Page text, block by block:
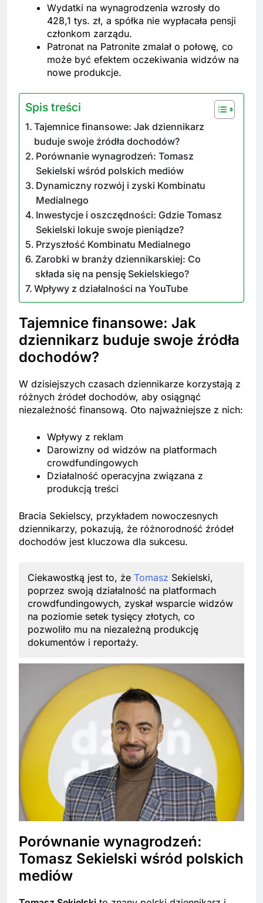
Wydatki na wynagrodzenia wzrosły do
428,1 tys. zł, a spółka nie wypłacała pensji
członkom zarządu.
Patronat na Patronite zmalał o połowę, co
może być efektem oczekiwania widzów na
nowe produkcje.
Spis treści
Tajemnice finansowe: Jak dziennikarz
buduje swoje źródła dochodów?
Porównanie wynagrodzeń: Tomasz
Sekielski wśród polskich mediów
Dynamiczny rozwój i zyski Kombinatu
Medialnego
Inwestycje i oszczędności: Gdzie Tomasz
Sekielski lokuje swoje pieniądze?
Przyszłość Kombinatu Medialnego
Zarobki w branży dziennikarskiej: Co
składa się na pensję Sekielskiego?
Wpływy z działalności na YouTube
Tajemnice finansowe: Jak
dziennikarz buduje swoje źródła
dochodów?
W dzisiejszych czasach dziennikarze korzystają z
różnych źródeł dochodów, aby osiągnąć
niezależność finansową. Oto najważniejsze z nich:
Wpływy z reklam
Darowizny od widzów na platformach
crowdfundingowych
Działalność operacyjna związana z
produkcją treści
Bracia Sekielscy, przykładem nowoczesnych
dziennikarzy, pokazują, że różnorodność źródeł
dochodów jest kluczowa dla sukcesu.
Ciekawostką jest to, że Tomasz Sekielski,
poprzez swoją działalność na platformach
crowdfundingowych, zyskał wsparcie widzów
na poziomie setek tysięcy złotych, co
pozwoliło mu na niezależną produkcję
dokumentów i reportaży.
Porównanie wynagrodzeń:
Tomasz Sekielski wśród polskich
mediów